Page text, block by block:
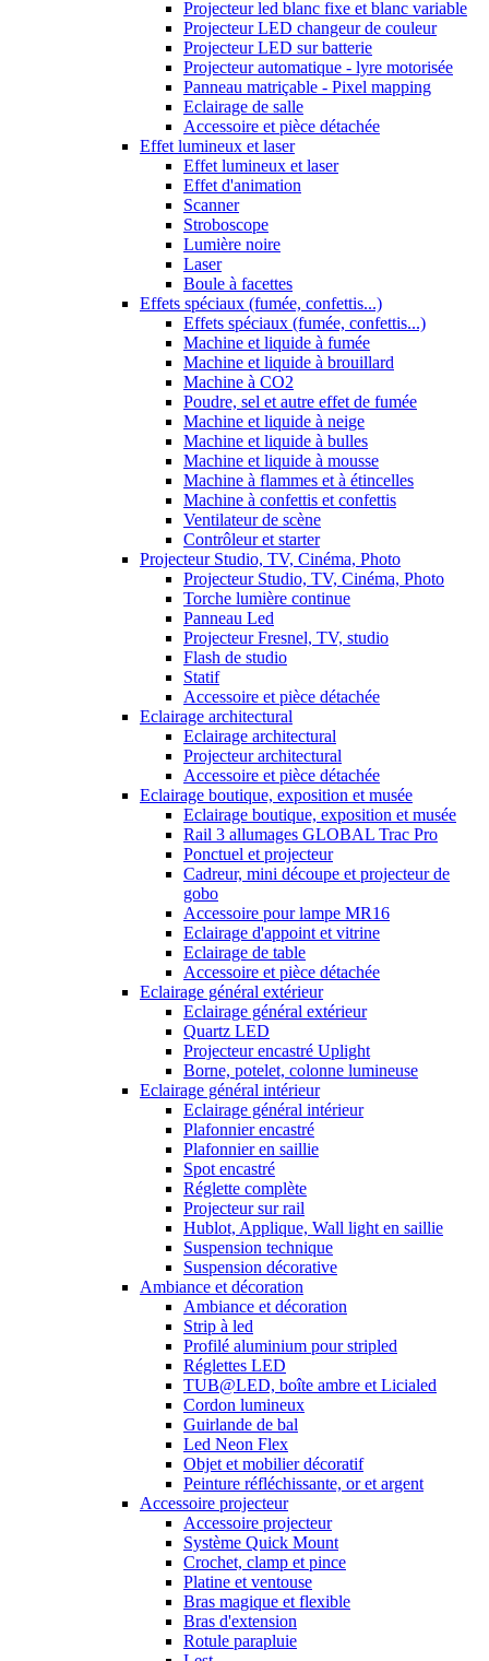
Projecteur led blanc fixe et blanc variable
Projecteur LED changeur de couleur
Projecteur LED sur batterie
Projecteur automatique - lyre motorisée
Panneau matriçable - Pixel mapping
Eclairage de salle
Accessoire et pièce détachée
Effet lumineux et laser
Effet lumineux et laser
Effet d'animation
Scanner
Stroboscope
Lumière noire
Laser
Boule à facettes
Effets spéciaux (fumée, confettis...)
Effets spéciaux (fumée, confettis...)
Machine et liquide à fumée
Machine et liquide à brouillard
Machine à CO2
Poudre, sel et autre effet de fumée
Machine et liquide à neige
Machine et liquide à bulles
Machine et liquide à mousse
Machine à flammes et à étincelles
Machine à confettis et confettis
Ventilateur de scène
Contrôleur et starter
Projecteur Studio, TV, Cinéma, Photo
Projecteur Studio, TV, Cinéma, Photo
Torche lumière continue
Panneau Led
Projecteur Fresnel, TV, studio
Flash de studio
Statif
Accessoire et pièce détachée
Eclairage architectural
Eclairage architectural
Projecteur architectural
Accessoire et pièce détachée
Eclairage boutique, exposition et musée
Eclairage boutique, exposition et musée
Rail 3 allumages GLOBAL Trac Pro
Ponctuel et projecteur
Cadreur, mini découpe et projecteur de
gobo
Accessoire pour lampe MR16
Eclairage d'appoint et vitrine
Eclairage de table
Accessoire et pièce détachée
Eclairage général extérieur
Eclairage général extérieur
Quartz LED
Projecteur encastré Uplight
Borne, potelet, colonne lumineuse
Eclairage général intérieur
Eclairage général intérieur
Plafonnier encastré
Plafonnier en saillie
Spot encastré
Réglette complète
Projecteur sur rail
Hublot, Applique, Wall light en saillie
Suspension technique
Suspension décorative
Ambiance et décoration
Ambiance et décoration
Strip à led
Profilé aluminium pour stripled
Réglettes LED
TUB@LED, boîte ambre et Licialed
Cordon lumineux
Guirlande de bal
Led Neon Flex
Objet et mobilier décoratif
Peinture réfléchissante, or et argent
Accessoire projecteur
Accessoire projecteur
Système Quick Mount
Crochet, clamp et pince
Platine et ventouse
Bras magique et flexible
Bras d'extension
Rotule parapluie